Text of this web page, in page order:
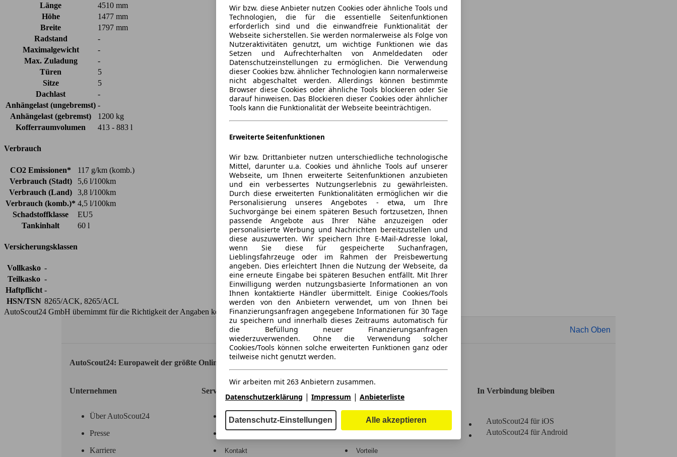
Länge
4510 mm
Höhe
1477 mm
Breite
1797 mm
Radstand
-
Maximalgewicht
-
Max. Zuladung
-
Türen
5
Sitze
5
Dachlast
-
Anhängelast (ungebremst) -
Anhängelast (gebremst)
1200 kg
Kofferraumvolumen
413 - 883 l
Verbrauch
CO2 Emissionen*
117 g/km (komb.)
Verbrauch (Stadt)
5,6 l/100km
Verbrauch (Land)
3,8 l/100km
Verbrauch (komb.)* 4,5 l/100km
Schadstoffklasse
EU5
Tankinhalt
60 l
Versicherungsklassen
Vollkasko -
Teilkasko -
Haftpflicht -
HSN/TSN 8265/ACK, 8265/ACL
AutoScout24 GmbH übernimmt für die Richtigkeit der Angaben keine Gewähr.
Nach Oben
AutoScout24: Europaweit der größte Online-Automarkt.
Unternehmen
Über AutoScout24
Presse
Karriere
Service
Hilfe
Kontakt
Anmelden
Vorteile
In Verbindung bleiben
AutoScout24 für iOS
AutoScout24 für Android
Wir bzw. diese Anbieter nutzen Cookies oder ähnliche Tools und
Technologien, die für die essentielle Seitenfunktionen
erforderlich sind und die einwandfreie Funktionalität der
Webseite sicherstellen. Sie werden normalerweise als Folge von
Nutzeraktivitäten genutzt, um wichtige Funktionen wie das
Setzen und Aufrechterhalten von Anmeldedaten oder
Datenschutzeinstellungen zu ermöglichen. Die Verwendung
dieser Cookies bzw. ähnlicher Technologien kann normalerweise
nicht abgeschaltet werden. Allerdings können bestimmte
Browser diese Cookies oder ähnliche Tools blockieren oder Sie
darauf hinweisen. Das Blockieren dieser Cookies oder ähnlicher
Tools kann die Funktionalität der Webseite beeinträchtigen.
Erweiterte Seitenfunktionen
Wir bzw. Drittanbieter nutzen unterschiedliche technologische
Mittel, darunter u.a. Cookies und ähnliche Tools auf unserer
Webseite, um Ihnen erweiterte Seitenfunktionen anzubieten
und ein verbessertes Nutzungserlebnis zu gewährleisten.
Durch diese erweiterten Funktionalitäten ermöglichen wir die
Personalisierung unseres Angebotes - etwa, um Ihre
Suchvorgänge bei einem späteren Besuch fortzusetzen, Ihnen
passende Angebote aus Ihrer Nähe anzuzeigen oder
personalisierte Werbung und Nachrichten bereitzustellen und
diese auszuwerten. Wir speichern Ihre E-Mail-Adresse lokal,
wenn Sie diese für gespeicherte Suchanfragen,
Lieblingsfahrzeuge oder im Rahmen der Preisbewertung
angeben. Dies erleichtert Ihnen die Nutzung der Webseite, da
eine erneute Eingabe bei späteren Besuchen entfällt. Mit Ihrer
Einwilligung werden nutzungsbasierte Informationen an von
Ihnen kontaktierte Händler übermittelt. Einige Cookies/Tools
werden von den Anbietern verwendet, um von Ihnen bei
Finanzierungsanfragen angegebene Informationen für 30 Tage
zu speichern und innerhalb dieses Zeitraums automatisch für
die Befüllung neuer Finanzierungsanfragen
wiederzuverwenden. Ohne die Verwendung solcher
Cookies/Tools können solche erweiterten Funktionen ganz oder
teilweise nicht genutzt werden.
Wir arbeiten mit 263 Anbietern zusammen.
Datenschutzerklärung | Impressum | Anbieterliste
Datenschutz-Einstellungen Alle akzeptieren